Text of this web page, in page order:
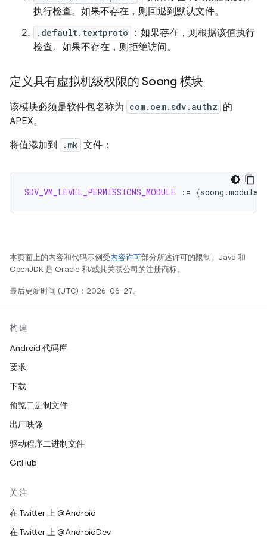
执行检查。如果不存在，则回退到默认文件。
.default.textproto
：如果存在，则根据该值执行
检查。如果不存在，则拒绝访问。
定义具有虚拟机级权限的 Soong 模块
该模块必须是软件包名称为 com.oem.sdv.authz 的
APEX。
将值添加到
.mk 文件：
SDV_VM_LEVEL_PERMISSIONS_MODULE := {
本页面上的内容和代码示例受内容许可部分所述许可的限制。Java 和
OpenJDK 是 Oracle 和/或其关联公司的注册商标。
最后更新时间 (UTC)：2026-06-27。
构建
Android 代码库
要求
下载
预览二进制文件
出厂映像
驱动程序二进制文件
GitHub
关注
在 Twitter 上 @Android
在 Twitter 上 @AndroidDev